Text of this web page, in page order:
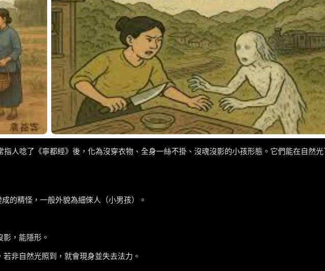
人唸了《寧都經》後，化為沒穿衣物、全身一絲不掛、沒魂沒影的小孩形態。它們能在自然
的精怪，一般外貌為細倈人（小男孩）。
，能隱形。
非自然光照到，就會現身並失去法力。